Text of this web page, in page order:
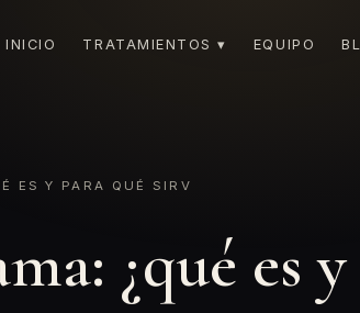
INICIO TRATAMIENTOS ▾ EQUIPO
ES Y PARA QUÉ SIRV
¿qué es